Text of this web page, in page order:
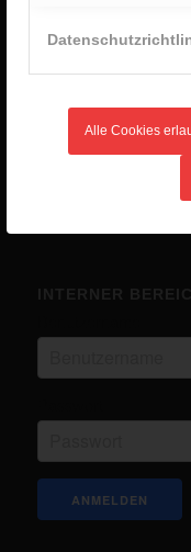
Alle Cookies
Unlimited Camp